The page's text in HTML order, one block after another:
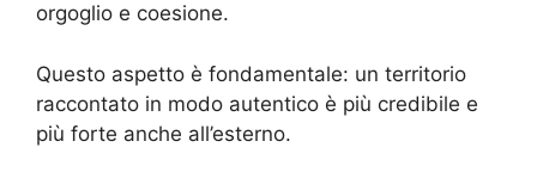
orgoglio e coesione.
Questo aspetto è fondamentale: un territorio
raccontato in modo autentico è più credibile e
più forte anche all’esterno.